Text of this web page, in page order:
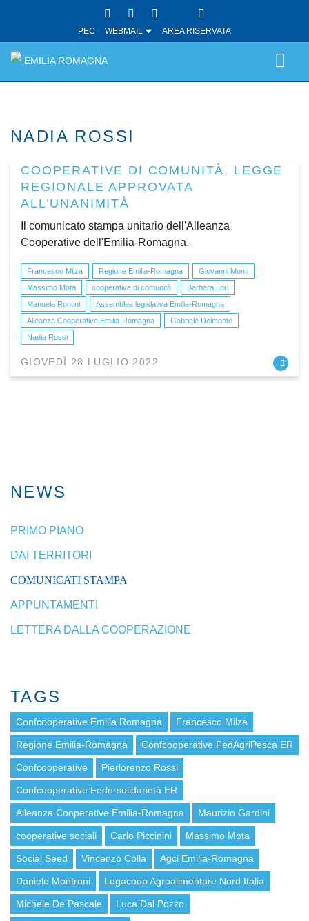
PEC WEBMAIL AREA RISERVATA
EMILIA ROMAGNA
NADIA ROSSI
COOPERATIVE DI COMUNITÀ, LEGGE
REGIONALE APPROVATA
ALL’UNANIMITÀ
Il comunicato stampa unitario dell'Alleanza
Cooperative dell'Emilia-Romagna.
Francesco Milza Regione Emilia-Romagna
Giovanni Monti
Massimo Mota
cooperative di comunità
Barbara Lori
Manuela Rontini
Assemblea legislativa Emilia-Romagna
Alleanza Cooperative Emilia-Romagna
Gabriele Delmonte
Nadia Rossi
GIOVEDÌ 28 LUGLIO 2022
NEWS
PRIMO PIANO
DAI TERRITORI
COMUNICATI STAMPA
APPUNTAMENTI
LETTERA DALLA COOPERAZIONE
TAGS
Confcooperative Emilia Romagna Francesco Milza
Regione Emilia-Romagna Confcooperative FedAgriPesca ER
Confcooperative Pierlorenzo Rossi
Confcooperative Federsolidarietà ER
Alleanza Cooperative Emilia-Romagna Maurizio Gardini
cooperative sociali Carlo Piccinini Massimo Mota
Social Seed Vincenzo Colla Agci Emilia-Romagna
Daniele Montroni Legacoop Agroalimentare Nord Italia
Michele De Pascale Luca Dal Pozzo